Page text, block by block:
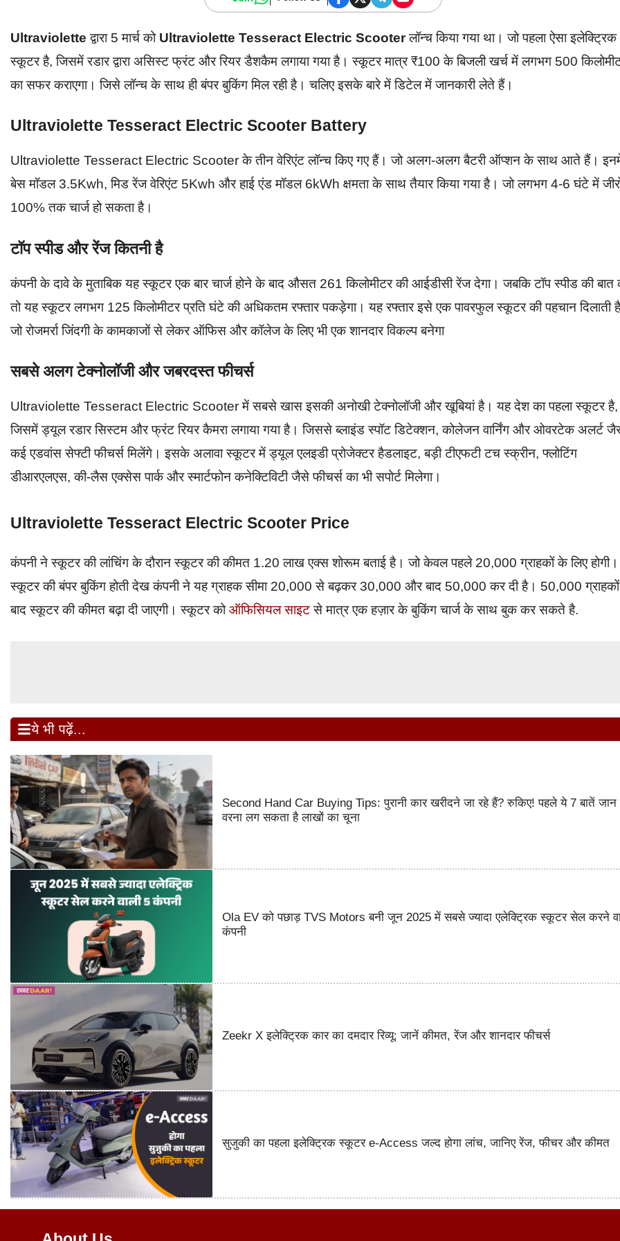
Ultravioletteद्वारा 5 मार्च कोUltraviolette Tesseract Electric Scooterलॉन्च किया गया था। जो पहला ऐसा इलेक्ट्रिक
स्कूटर है, जिसमें रडार द्वारा असिस्ट फ्रंट और रियर डैशकैम लगाया गया है। स्कूटर मात्र ₹100 के बिजली खर्च में लगभग 500
का सफर कराएगा। जिसे लॉन्च के साथ ही बंपर बुकिंग मिल रही है। चलिए इसके बारे में डिटेल में जानकारी लेते हैं।
Ultraviolette Tesseract Electric Scooter Battery
Ultraviolette Tesseract Electric Scooter के तीन वेरिएंट लॉन्च किए गए हैं। जो अलग-अलग बैटरी ऑप्शन के साथ आते हैं।
बेस मॉडल 3.5Kwh, मिड रेंज वेरिएंट 5Kwh और हाई एंड मॉडल 6kWh क्षमता के साथ तैयार किया गया है। जो लगभग 4-6 घंटे में
100% तक चार्ज हो सकता है।
टॉप स्पीड और रेंज कितनी है
कंपनी के दावे के मुताबिक यह स्कूटर एक बार चार्ज होने के बाद औसत 261 किलोमीटर की आईडीसी रेंज देगा। जबकि टॉप स्पीड की बात
तो यह स्कूटर लगभग 125 किलोमीटर प्रति घंटे की अधिकतम रफ्तार पकड़ेगा। यह रफ्तार इसे एक पावरफुल स्कूटर की पहचान दिलाती
जो रोजमर्रा जिंदगी के कामकाजों से लेकर ऑफिस और कॉलेज के लिए भी एक शानदार विकल्प बनेगा
सबसे अलग टेक्नोलॉजी और जबरदस्त फीचर्स
Ultraviolette Tesseract Electric Scooter में सबसे खास इसकी अनोखी टेक्नोलॉजी और खूबियां है। यह देश का पहला स्कूटर है,
जिसमें ड्यूल रडार सिस्टम और फ्रंट रियर कैमरा लगाया गया है। जिससे ब्लाइंड स्पॉट डिटेक्शन, कोलेजन वार्निंग और ओवरटेक अलर्ट
कई एडवांस सेफ्टी फीचर्स मिलेंगे। इसके अलावा स्कूटर में ड्यूल एलइडी प्रोजेक्टर हैडलाइट, बड़ी टीएफटी टच स्क्रीन, फ्लोटिंग
डीआरएलएस, की-लैस एक्सेस पार्क और स्मार्टफोन कनेक्टिविटी जैसे फीचर्स का भी सपोर्ट मिलेगा।
Ultraviolette Tesseract Electric Scooter Price
कंपनी ने स्कूटर की लांचिंग के दौरान स्कूटर की कीमत 1.20 लाख एक्स शोरूम बताई है। जो केवल पहले 20,000 ग्राहकों के लिए होगी।
स्कूटर की बंपर बुकिंग होती देख कंपनी ने यह ग्राहक सीमा 20,000 से बढ़कर 30,000 और बाद 50,000 कर दी है। 50,000
बाद स्कूटर की कीमत बढ़ा दी जाएगी। स्कूटर कोऑफिसियल साइटसे मात्र एक हज़ार के बुकिंग चार्ज के साथ बुक कर सकते है.
ये भी पढ़ें...
Second Hand Car Buying Tips: पुरानी कार खरीदने जा रहे हैं? रुकिए! पहले ये 7 बातें
वरना लग सकता है लाखों का चूना
Ola EV को पछाड़ TVS Motors बनी जून 2025 में सबसे ज्यादा एलेक्ट्रिक स्कूटर सेल करने
कंपनी
Zeekr X इलेक्ट्रिक कार का दमदार रिव्यू: जानें कीमत, रेंज और शानदार फीचर्स
सुजुकी का पहला इलेक्ट्रिक स्कूटर e-Access जल्द होगा लांच, जानिए रेंज, फीचर और कीमत